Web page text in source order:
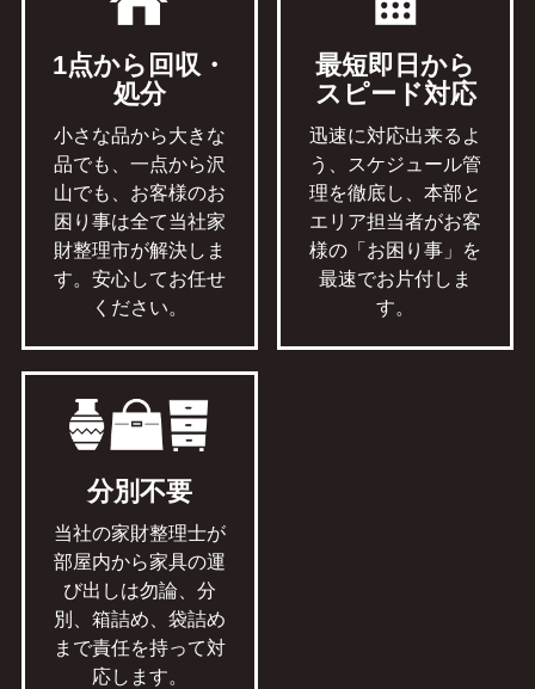
1点から回収・
処分
小さな品から大きな
品でも、一点から沢
山でも、お客様のお
困り事は全て当社家
財整理市が解決しま
す。安心してお任せ
ください。
最短即日から
スピード対応
迅速に対応出来るよ
う、スケジュール管
理を徹底し、本部と
エリア担当者がお客
様の「お困り事」を
最速でお片付しま
す。
分別不要
当社の家財整理士が
部屋内から家具の運
び出しは勿論、分
別、箱詰め、袋詰め
まで責任を持って対
応します。